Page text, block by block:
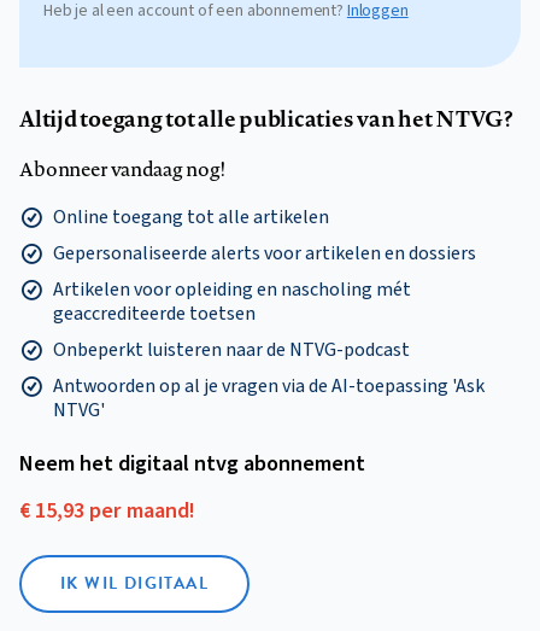
Heb je al een account of een abonnement?Inloggen
Altijd toegang tot alle publicaties van het NTVG?
Abonneer vandaag nog!
Online toegang tot alle artikelen
Gepersonaliseerde alerts voor artikelen en dossiers
Artikelen voor opleiding en nascholing mét
geaccrediteerde toetsen
Onbeperkt luisteren naar de NTVG-podcast
Antwoorden op al je vragen via de AI-toepassing 'Ask
NTVG'
Neem het digitaal ntvg abonnement
€ 15,93 per maand!
IK WIL DIGITAAL